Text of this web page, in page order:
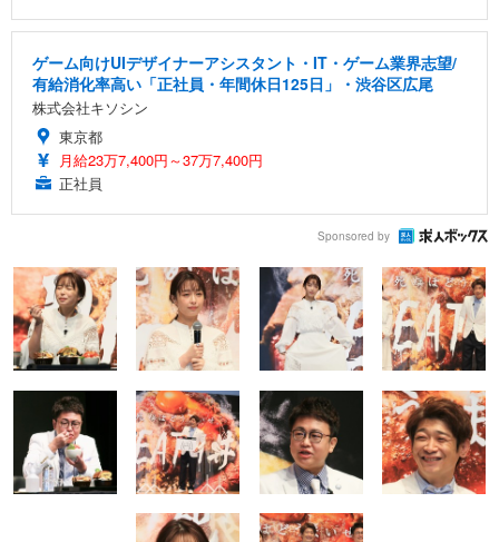
ゲーム向けUIデザイナーアシスタント・IT・ゲーム業界志望/
有給消化率高い「正社員・年間休日125日」・渋谷区広尾
株式会社キソシン
東京都
月給23万7,400円～37万7,400円
正社員
Sponsored by